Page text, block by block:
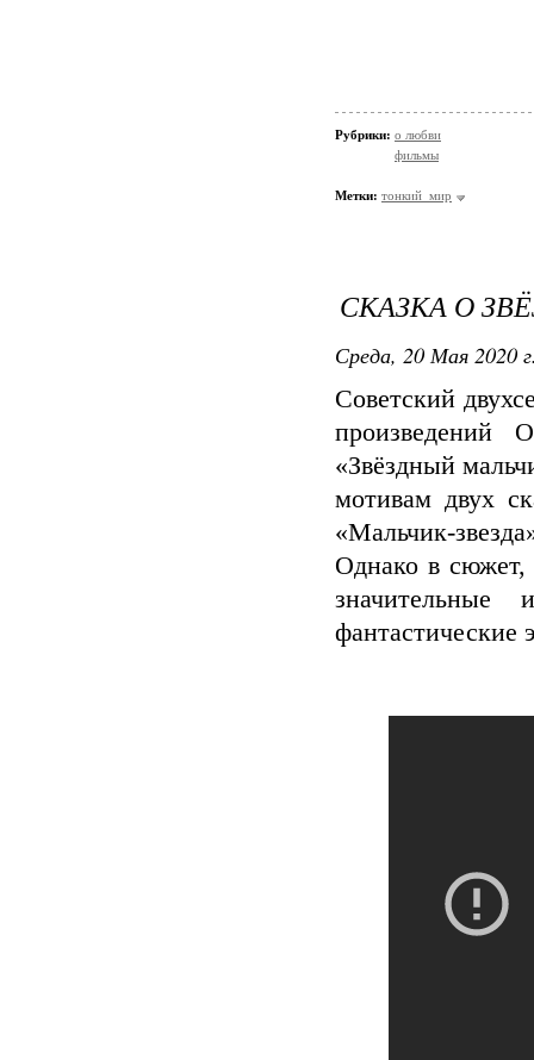
Рубрики: о любви
фильмы
Метки: тонкий_мир
СКАЗКА О
Среда, 20 Мая 2020
Советский
произведений
«Звёздный
мотивам двух
«Мальчик-
Однако в сюжет,
значительные
фантастические